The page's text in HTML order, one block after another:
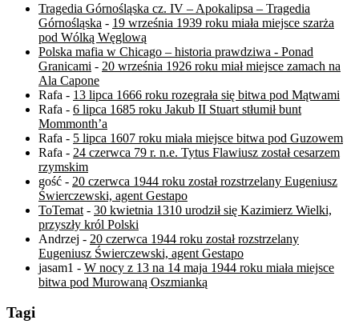
Tragedia Górnośląska cz. IV – Apokalipsa – Tragedia
Górnośląska - 19 września 1939 roku miała miejsce szarża
pod Wólką Węglową
Polska mafia w Chicago – historia prawdziwa - Ponad
Granicami - 20 września 1926 roku miał miejsce zamach na
Ala Capone
Rafa - 13 lipca 1666 roku rozegrała się bitwa pod Mątwami
Rafa - 6 lipca 1685 roku Jakub II Stuart stłumił bunt
Mommonth’a
Rafa - 5 lipca 1607 roku miała miejsce bitwa pod Guzowem
Rafa - 24 czerwca 79 r. n.e. Tytus Flawiusz został cesarzem
rzymskim
gość - 20 czerwca 1944 roku został rozstrzelany Eugeniusz
Świerczewski, agent Gestapo
ToTemat - 30 kwietnia 1310 urodził się Kazimierz Wielki,
przyszły król Polski
Andrzej - 20 czerwca 1944 roku został rozstrzelany
Eugeniusz Świerczewski, agent Gestapo
jasam1 - W nocy z 13 na 14 maja 1944 roku miała miejsce
bitwa pod Murowaną Oszmianką
Tagi